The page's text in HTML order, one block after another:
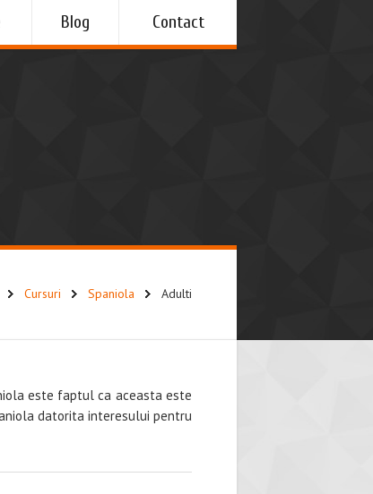
Blog Contact
Cursuri Spaniola Adulti
este faptul ca aceasta este
datorita interesului pentru